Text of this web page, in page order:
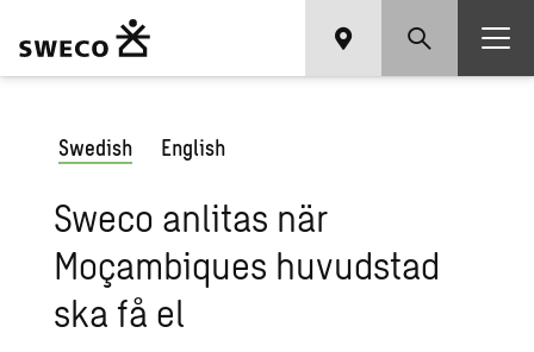
Swedish English
Sweco anlitas när
Moçambiques huvudstad
ska få el